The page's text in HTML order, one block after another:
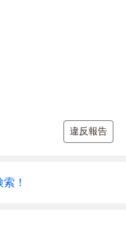
違反報告
！